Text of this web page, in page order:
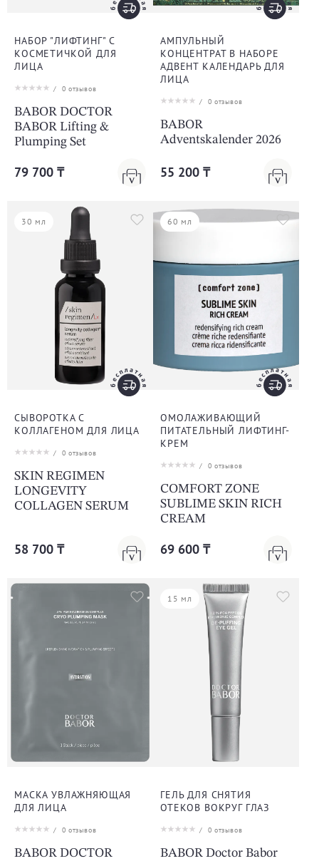
НАБОР "ЛИФТИНГ" С
КОСМЕТИЧКОЙ ДЛЯ
ЛИЦА
/ 0 отзывов
BABOR DOCTOR
BABOR Lifting &
Plumping Set
79 700 ₸
АМПУЛЬНЫЙ
КОНЦЕНТРАТ В НАБОРЕ
АДВЕНТ КАЛЕНДАРЬ ДЛЯ
ЛИЦА
/ 0 отзывов
BABOR
Adventskalender 2026
55 200 ₸
30 мл
СЫВОРОТКА С
КОЛЛАГЕНОМ ДЛЯ ЛИЦА
/ 0 отзывов
SKIN REGIMEN
LONGEVITY
COLLAGEN SERUM
58 700 ₸
60 мл
ОМОЛАЖИВАЮЩИЙ
ПИТАТЕЛЬНЫЙ ЛИФТИНГ-
КРЕМ
/ 0 отзывов
COMFORT ZONE
SUBLIME SKIN RICH
CREAM
69 600 ₸
МАСКА УВЛАЖНЯЮЩАЯ
ДЛЯ ЛИЦА
/ 0 отзывов
BABOR DOCTOR
15 мл
ГЕЛЬ ДЛЯ СНЯТИЯ
ОТЕКОВ ВОКРУГ ГЛАЗ
/ 0 отзывов
BABOR Doctor Babor